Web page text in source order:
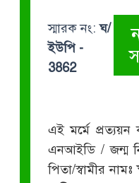
স্মারক নং:ঘ/
ইউপি -
3862
এই মর্মে প্রত্যয়ন
এনআইডি / জন্ম
পিতা/স্বামীর নামঃ